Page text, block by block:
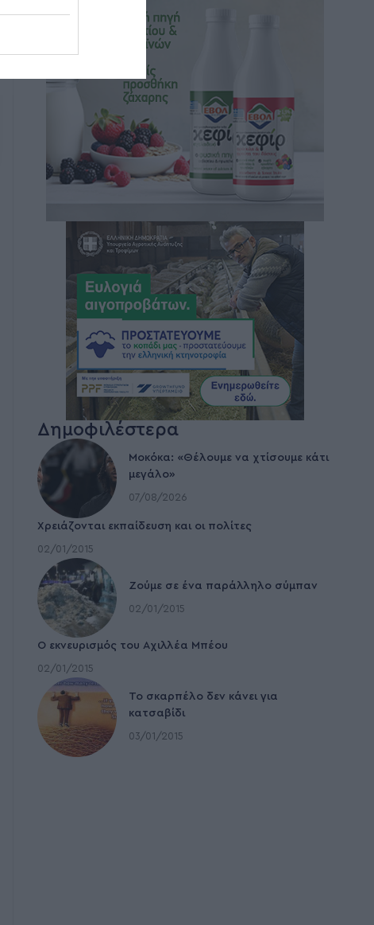
Δημοφιλέστερα
Μοκόκα: «Θέλουμε να χτίσουμε κάτι
μεγάλο»
07/08/2026
Χρειάζονται εκπαίδευση και οι πολίτες
02/01/2015
Ζούμε σε ένα παράλληλο σύμπαν
02/01/2015
Ο εκνευρισμός του Αχιλλέα Μπέου
02/01/2015
To σκαρπέλο δεν κάνει για
κατσαβίδι
03/01/2015